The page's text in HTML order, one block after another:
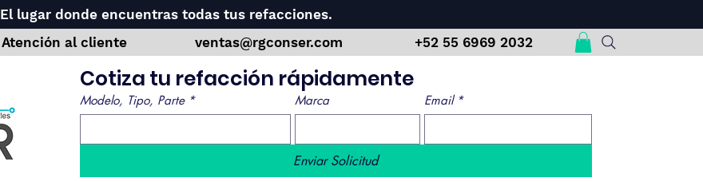
El lugar donde encuentras todas tus refacciones.
Atención al cliente ventas@rgconser.com +52 55 6969 2032
Cotiza tu refacción rápidamente
Modelo, Tipo, Parte * Marca Email *
Enviar Solicitud